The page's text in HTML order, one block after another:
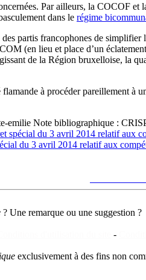
Par ailleurs, la COCOF
dans le régime
partis francophones de
(en lieu et place d’un
de la Région bruxelloise, la
à procéder pareillement à
emilie Note bibliographique :
spécial du 3 avril 2014 relatif aux
du 3 avril 2014 relatif aux
? Une remarque ou une suggestion ?
-
exclusivement à des fins non